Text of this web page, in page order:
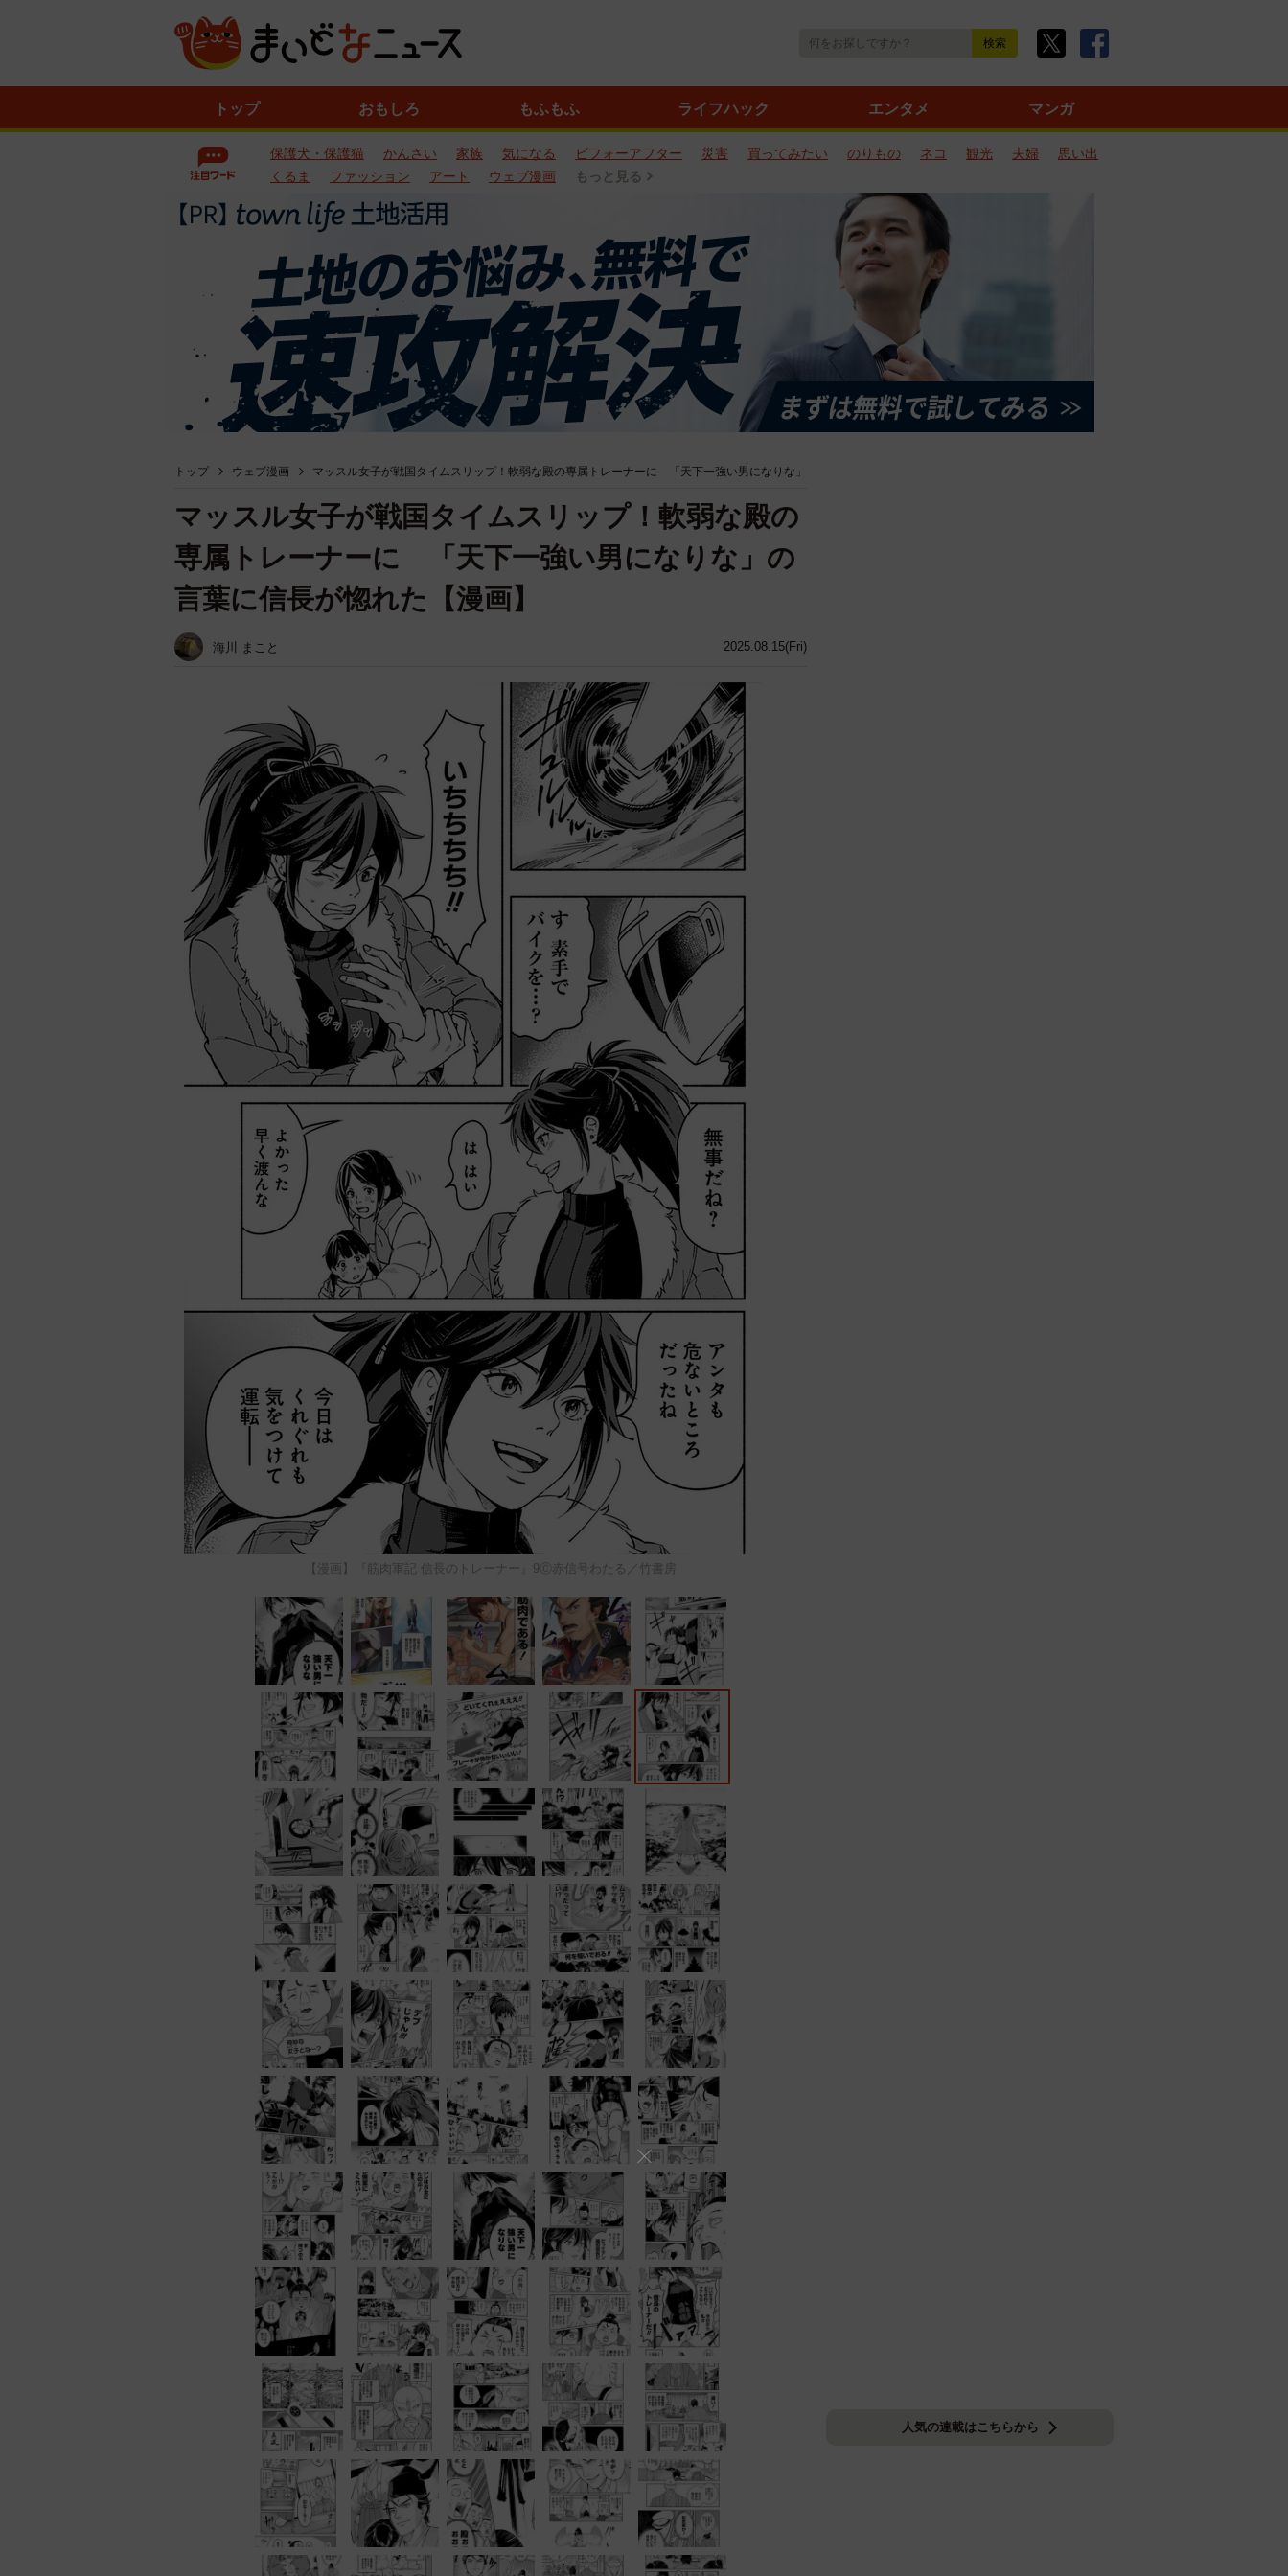
トップ おもしろ もふもふ ライフハック エンタメ マンガ
保護犬・保護猫 かんさい 家族 気になる ビフォーアフター 災害 買ってみたい のりもの ネコ 観光 夫婦
思い出
くるま
ファッション アート ウェブ漫画 もっと見る
トップ ウェブ漫画 マッスル女子が戦国タイムスリップ！軟弱な殿の専属トレーナーに 「天下一強い男になりな」
2025.08.15(Fri)
マッスル女子が戦国タイムスリップ！軟弱な殿の
専属トレーナーに 「天下一強い男になりな」の
言葉に信長が惚れた【漫画】
海川 まこと
【漫画】『筋肉軍記 信長のトレーナー』9Ⓒ赤信号わたる／竹書房
人気の連載はこちらから